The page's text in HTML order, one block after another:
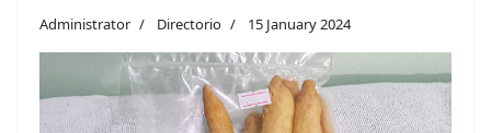
Administrator Directorio 15 January 2024